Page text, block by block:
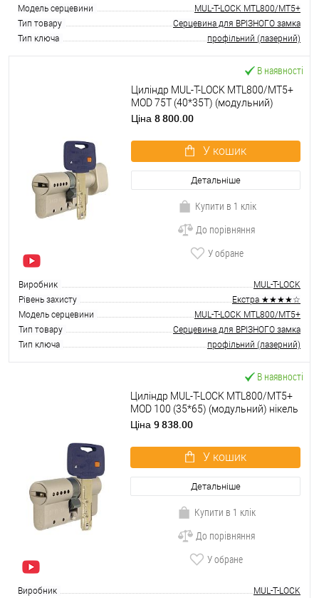
Модель серцевини
MUL-T-LOCK MTL800/MT5+
Тип товару
Серцевина для ВРІЗНОГО замка
Тип ключа
профільний (лазерний)
В наявності
Циліндр MUL-T-LOCK MTL800/MT5+
MOD 75T (40*35T) (модульний)
нікель сатин
Ціна 8 800.00
У кошик
Детальніше
Купити в 1 клік
До порівняння
У обране
Виробник
MUL-T-LOCK
Рівень захисту
Екстра ★★★★☆
Модель серцевини
MUL-T-LOCK MTL800/MT5+
Тип товару
Серцевина для ВРІЗНОГО замка
Тип ключа
профільний (лазерний)
В наявності
Циліндр MUL-T-LOCK MTL800/MT5+
MOD 100 (35*65) (модульний) нікель
сатин
Ціна 9 838.00
У кошик
Детальніше
Купити в 1 клік
До порівняння
У обране
Виробник
MUL-T-LOCK